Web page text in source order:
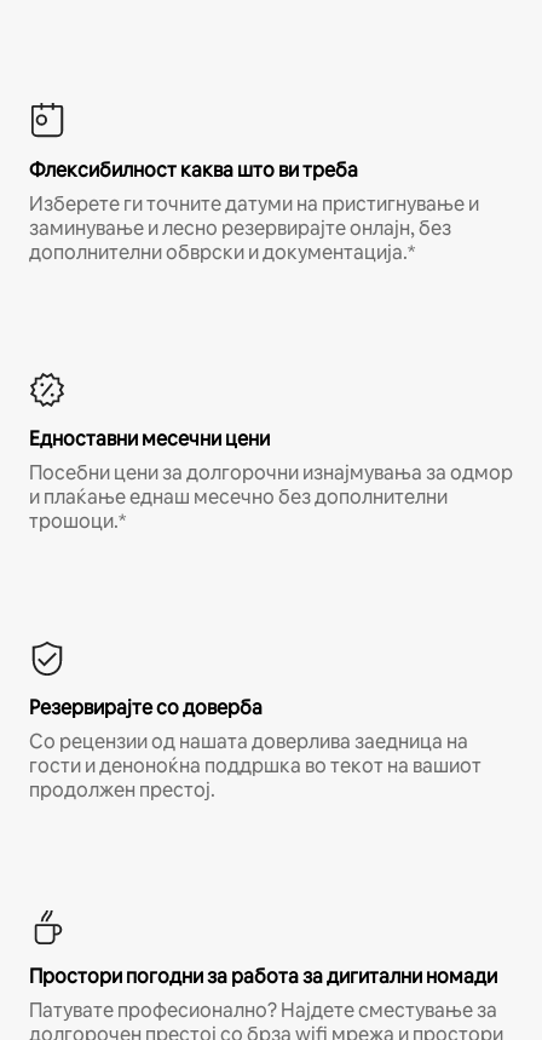
Флексибилност каква што ви треба
Изберете ги точните датуми на пристигнување и
заминување и лесно резервирајте онлајн, без
дополнителни обврски и документација.*
Едноставни месечни цени
Посебни цени за долгорочни изнајмувања за одмор
и плаќање еднаш месечно без дополнителни
трошоци.*
Резервирајте со доверба
Со рецензии од нашата доверлива заедница на
гости и деноноќна поддршка во текот на вашиот
продолжен престој.
Простори погодни за работа за дигитални номади
Патувате професионално? Најдете сместување за
долгорочен престој со брза wifi мрежа и простори